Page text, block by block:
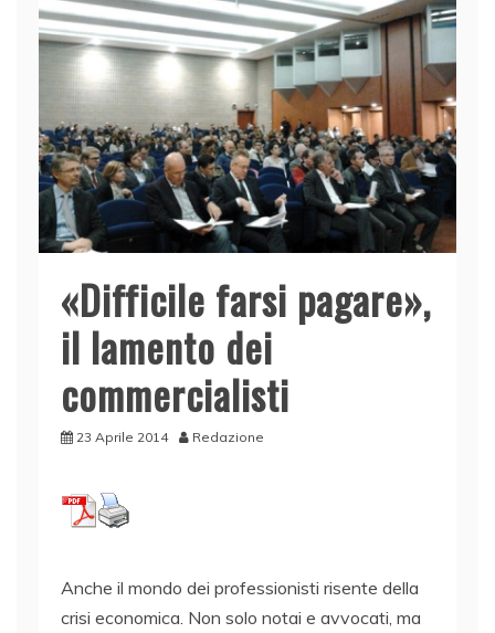
«Difficile farsi pagare»,
il lamento dei
commercialisti
23 Aprile 2014 Redazione
Anche il mondo dei professionisti risente della
crisi economica. Non solo notai e avvocati, ma